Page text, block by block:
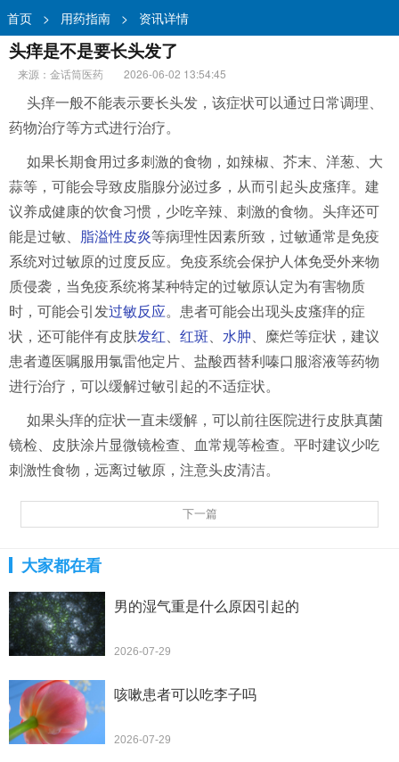
首页 > 用药指南 > 资讯详情
头痒是不是要长头发了
来源：金话筒医药
2026-06-02 13:54:45
头痒一般不能表示要长头发，该症状可以通过日常调理、
药物治疗等方式进行治疗。
如果长期食用过多刺激的食物，如辣椒、芥末、洋葱、大
蒜等，可能会导致皮脂腺分泌过多，从而引起头皮瘙痒。建
议养成健康的饮食习惯，少吃辛辣、刺激的食物。头痒还可
能是过敏、
脂溢性皮炎等病理性因素所致，过敏通常是免疫
系统对过敏原的过度反应。免疫系统会保护人体免受外来物
质侵袭，当免疫系统将某种特定的过敏原认定为有害物质
时，可能会引发过敏反应。患者可能会出现头皮瘙痒的症
状，还可能伴有皮肤发红 红斑 水肿 、糜烂等症状，建议
患者遵医嘱服用氯雷他定片、盐酸西替利嗪口服溶液等药物
进行治疗，可以缓解过敏引起的不适症状。
如果头痒的症状一直未缓解，可以前往医院进行皮肤真菌
镜检、皮肤涂片显微镜检查、血常规等检查。平时建议少吃
刺激性食物，远离过敏原，注意头皮清洁。
下一篇
大家都在看
男的湿气重是什么原因引起的
2026-07-29
咳嗽患者可以吃李子吗
2026-07-29